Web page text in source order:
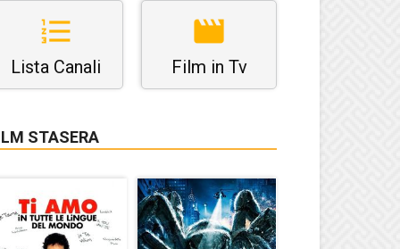
Lista Canali Film in Tv
STASERA